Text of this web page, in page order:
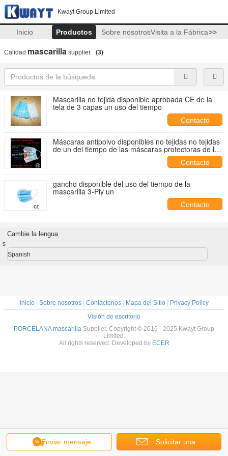
Kwayt Group Limited
Inicio Productos Sobre nosotrosVisita a la Fábrica>>
Calidad mascarilla supplier. (3)
Mascarilla no tejida disponible aprobada CE de la
tela de 3 capas un uso del tiempo
Contacto
Máscaras antipolvo disponibles no tejidas no tejidas
de un del tiempo de las máscaras protectoras de la
mascarilla de 3 capas gancho del uso
Contacto
gancho disponible del uso del tiempo de la
mascarilla 3-Ply un
Contacto
Enviar mensaje Solicitar una
Cambie la lengua
s
Spanish
Inicio| Sobre nosotros| Contáctenos| Mapa del Sitio|
Privacy Policy
Visión de escritorio
PORCELANA mascarilla Supplier. Copyright © 2016 - 2025 Kwayt Group
Limited.
All rights reserved. Developed by ECER